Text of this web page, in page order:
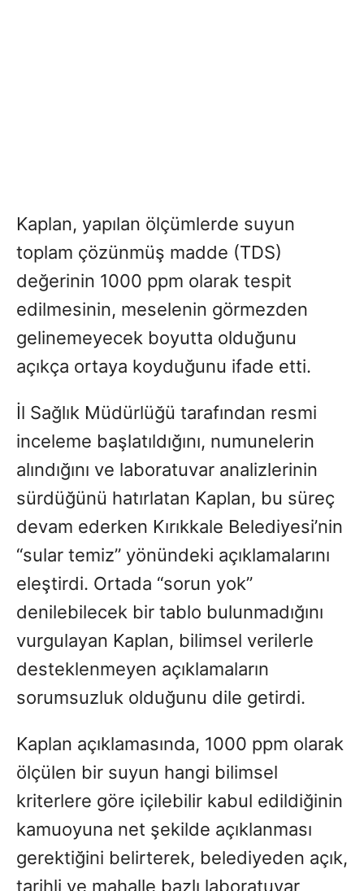
Kaplan, yapılan ölçümlerde suyun
toplam çözünmüş madde (TDS)
değerinin 1000 ppm olarak tespit
edilmesinin, meselenin görmezden
gelinemeyecek boyutta olduğunu
açıkça ortaya koyduğunu ifade etti.
İl Sağlık Müdürlüğü tarafından resmi
inceleme başlatıldığını, numunelerin
alındığını ve laboratuvar analizlerinin
sürdüğünü hatırlatan Kaplan, bu süreç
devam ederken Kırıkkale Belediyesi’nin
“sular temiz” yönündeki açıklamalarını
eleştirdi. Ortada “sorun yok”
denilebilecek bir tablo bulunmadığını
vurgulayan Kaplan, bilimsel verilerle
desteklenmeyen açıklamaların
sorumsuzluk olduğunu dile getirdi.
Kaplan açıklamasında, 1000 ppm olarak
ölçülen bir suyun hangi bilimsel
kriterlere göre içilebilir kabul edildiğinin
kamuoyuna net şekilde açıklanması
gerektiğini belirterek, belediyeden açık,
tarihli ve mahalle bazlı laboratuvar